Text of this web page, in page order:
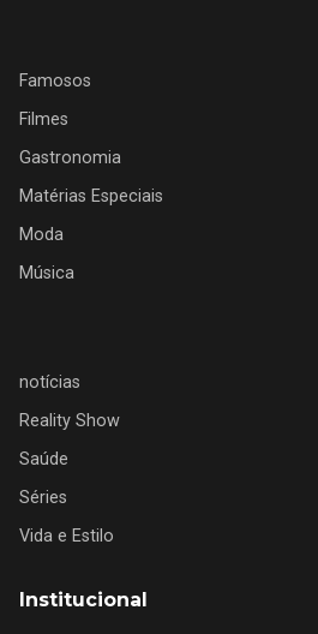
Famosos
Filmes
Gastronomia
Matérias Especiais
Moda
Música
notícias
Reality Show
Saúde
Séries
Vida e Estilo
Institucional